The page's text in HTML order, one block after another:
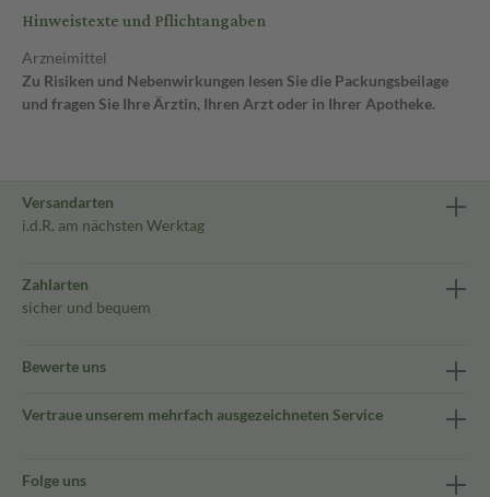
Hinweistexte und Pflichtangaben
Arzneimittel
Zu Risiken und Nebenwirkungen lesen Sie die Packungsbeilage
und fragen Sie Ihre Ärztin, Ihren Arzt oder in Ihrer Apotheke.
Versandarten
i.d.R. am nächsten Werktag
Zahlarten
sicher und bequem
Bewerte uns
Vertraue unserem mehrfach ausgezeichneten Service
Folge uns